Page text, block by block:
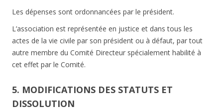
Les dépenses sont ordonnancées par le président.
L’association est représentée en justice et dans tous les
actes de la vie civile par son président ou à défaut, par tout
autre membre du Comité Directeur spécialement habilité à
cet effet par le Comité.
5. MODIFICATIONS DES STATUTS ET
DISSOLUTION